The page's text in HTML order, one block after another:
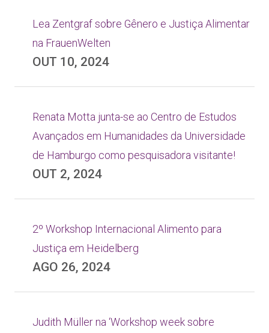
Lea Zentgraf sobre Gênero e Justiça Alimentar
na FrauenWelten
OUT 10, 2024
Renata Motta junta-se ao Centro de Estudos
Avançados em Humanidades da Universidade
de Hamburgo como pesquisadora visitante!
OUT 2, 2024
2º Workshop Internacional Alimento para
Justiça em Heidelberg
AGO 26, 2024
Judith Müller na ‘Workshop week sobre